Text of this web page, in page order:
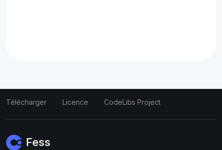
Télécharger Licence CodeLibs Project
Fess